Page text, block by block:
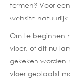
termen? Voor
website
Om te beginnen
vloer, of dit nu
gekeken worden
vloer geplaatst